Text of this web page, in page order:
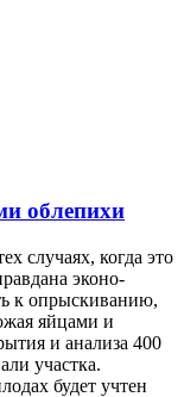
облепихи
случаях, когда это
эконо­
к опрыскиванию,
яйцами и
и анализа 400
участка.
будет учтен